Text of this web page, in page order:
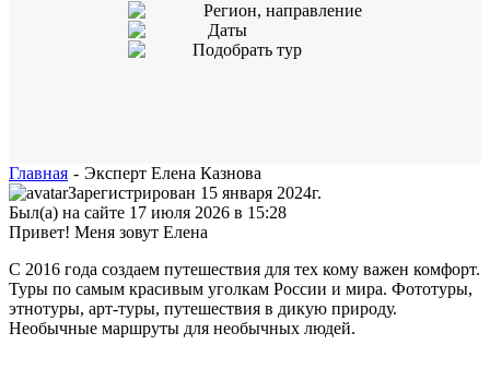
Регион, направление
Даты
Подобрать тур
Главная - Эксперт Елена Казнова
Зарегистрирован 15 января 2024г.
Был(а) на сайте 17 июля 2026 в 15:28
Привет! Меня зовут Елена
С 2016 года создаем путешествия для тех кому важен комфорт.
Туры по самым красивым уголкам России и мира. Фототуры,
этнотуры, арт-туры, путешествия в дикую природу.
Необычные маршруты для необычных людей.